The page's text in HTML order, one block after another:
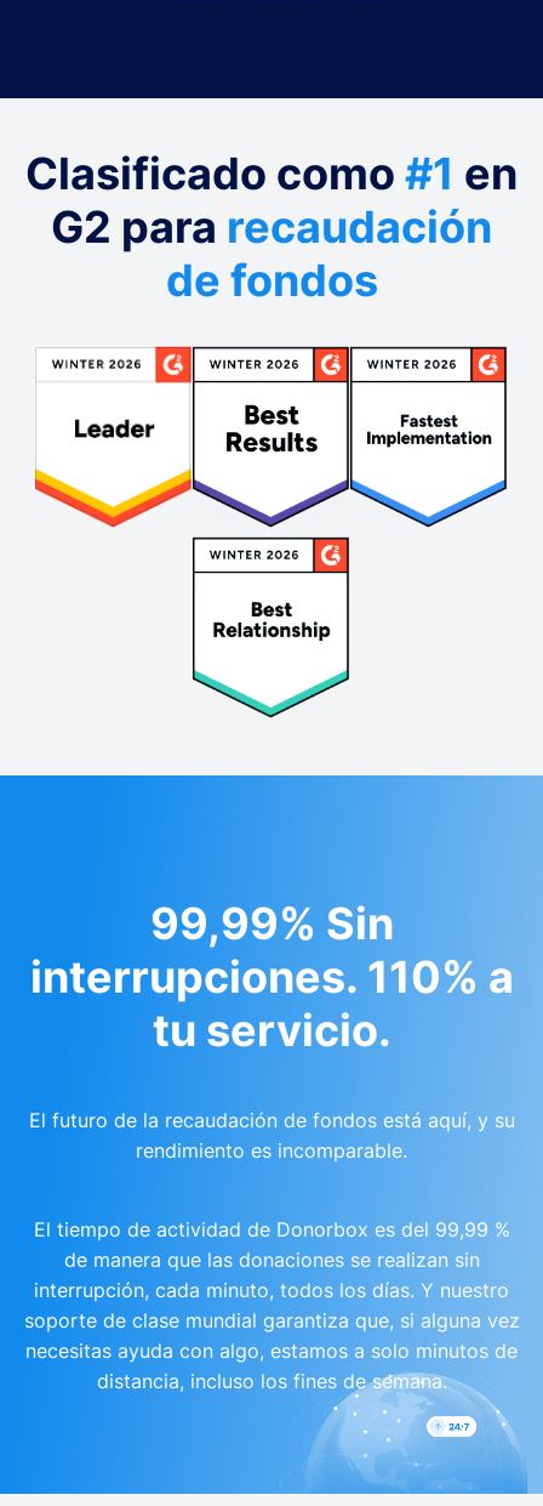
Clasificado como #1 en
G2 para recaudación
de fondos
99,99% Sin
interrupciones. 110% a
tu servicio.
El futuro de la recaudación de fondos está aquí, y su
rendimiento es incomparable.
El tiempo de actividad de Donorbox es del 99,99 %
de manera que las donaciones se realizan sin
interrupción, cada minuto, todos los días. Y nuestro
soporte de clase mundial garantiza que, si alguna vez
necesitas ayuda con algo, estamos a solo minutos de
distancia, incluso los fines de semana.